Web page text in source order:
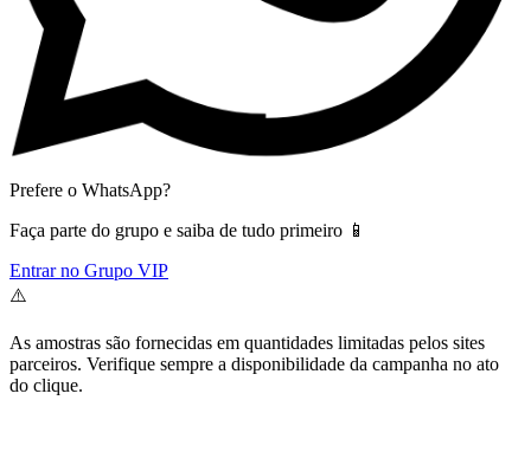
Prefere o WhatsApp?
Faça parte do grupo e saiba de tudo primeiro 📱
Entrar no Grupo VIP
⚠️
As amostras são fornecidas em quantidades limitadas pelos sites
parceiros. Verifique sempre a disponibilidade da campanha no ato
do clique.